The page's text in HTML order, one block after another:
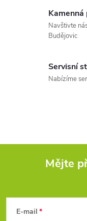
Navštivte
Budějovic
Servisní
Nabízíme
Mějte
E-mail